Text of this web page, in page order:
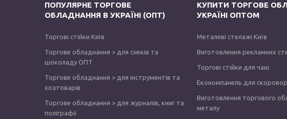
ПОПУЛЯРНЕ ТОРГОВЕ
ОБЛАДНАННЯ В УКРАЇНІ (ОПТ)
Торгові стійки Київ
Торгове обладнання > для снеків та
шоколаду ОПТ
Торгове обладнання > для інструментів та
хозтоварів
Торгове обладнання > для журналів, книг та
поліграфії
КУПИТИ ТОРГОВЕ
УКРАЇНІ ОПТОМ
Металеві стелажі Київ
Виготовлення рекламних
Торгові стійки для чаю
Економпанель для
Виготовлення торгового
металу